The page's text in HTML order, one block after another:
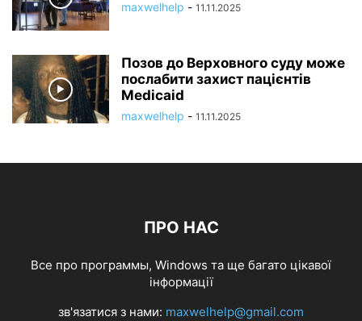
maxwelhelp - 11.11.2025
Позов до Верховного суду може
послабити захист пацієнтів
Medicaid
maxwelhelp - 11.11.2025
ПРО НАС
Все про программы, Windows та ще багато цікавої
інформації
зв'язатися з нами: maxwelhelp@gmail.com